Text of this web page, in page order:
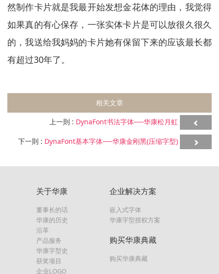
然制作卡片就是我最开始发想金花体的理由，我觉得
如果真的有心保存，一张实体卡片是可以放很久很久
的，我送给我妈妈的卡片她有保留下来的应该最长都
有超过30年了。
相关文章
上一則 : DynaFont书法字体──华康松月虹
下一則 : DynaFont基本字体──华康金刚黑(压缩字型)
关于华康
董事长的话
华康的历史
沿革
产品服务
华康字型史
获奖项目
企业LOGO
企业解决方案
嵌入式字体
华康字型授权方案
购买华康典藏
购买华康典藏